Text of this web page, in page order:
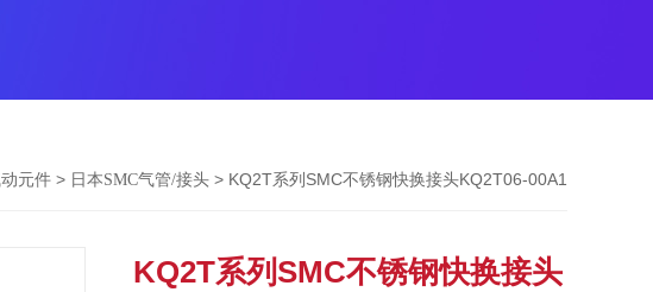
元件 > 日本SMC气管/接头 > KQ2T系列SMC不锈钢快换接头KQ2T06-00A1
KQ2T系列SMC不锈钢快换接头